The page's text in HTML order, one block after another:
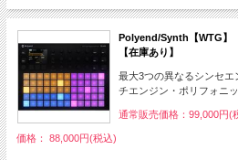
Polyend/Synth【WTG】
【在庫あり】
最大3つの異なるシンセ
チエンジン・ポリフォニ
通常販売価格：99,000円(
価格： 88,000円(税込)